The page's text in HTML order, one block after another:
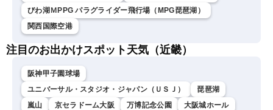
びわ湖ＭPPG パラグライダー飛行場（MPG琵琶湖）
関西国際空港
注目のお出かけスポット天気（近畿）
阪神甲子園球場
ユニバーサル・スタジオ・ジャパン（ＵＳＪ）
琵琶湖
嵐山
京セラドーム大阪 万博記念公園
大阪城ホール